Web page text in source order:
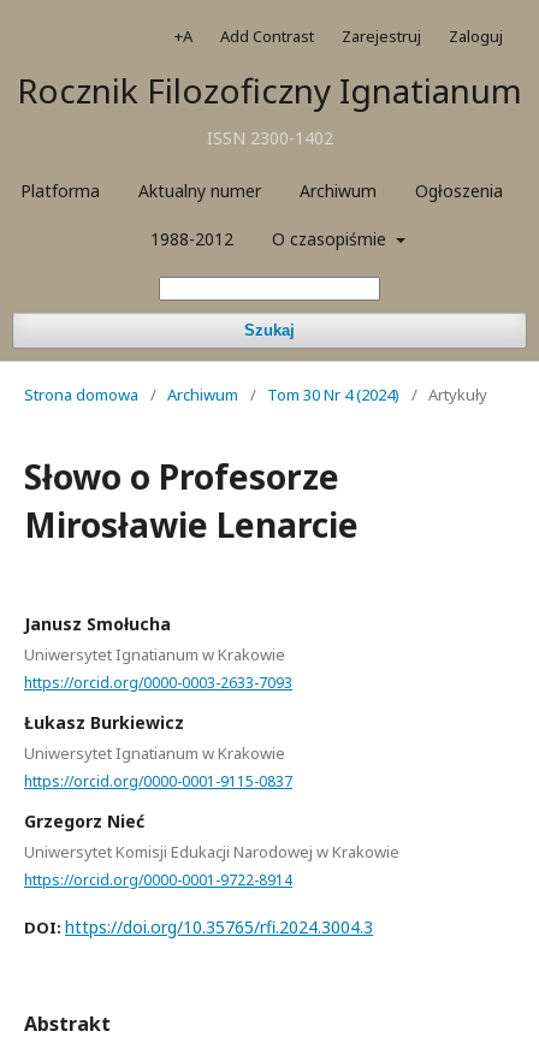
Rocznik Filozoficzny Ignatianum
ISSN 2300-1402
Platforma Aktualny numer Archiwum Ogłoszenia
1988-2012 O czasopiśmie
Szukaj
+A Add Contrast Zarejestruj Zaloguj
Strona domowa / Archiwum / Tom 30 Nr 4 (2024) / Artykuły
Słowo o Profesorze
Mirosławie Lenarcie
Janusz Smołucha
Uniwersytet Ignatianum w Krakowie
https://orcid.org/0000-0003-2633-7093
Łukasz Burkiewicz
Uniwersytet Ignatianum w Krakowie
https://orcid.org/0000-0001-9115-0837
Grzegorz Nieć
Uniwersytet Komisji Edukacji Narodowej w Krakowie
https://orcid.org/0000-0001-9722-8914
DOI: https://doi.org/10.35765/rfi.2024.3004.3
Abstrakt